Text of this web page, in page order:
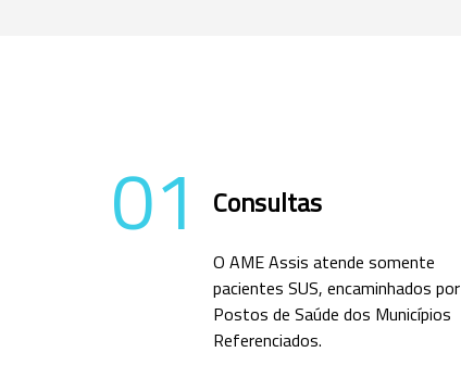
01 Consultas
O AME Assis atende somente
pacientes SUS, encaminhados por
Postos de Saúde dos Municípios
Referenciados.